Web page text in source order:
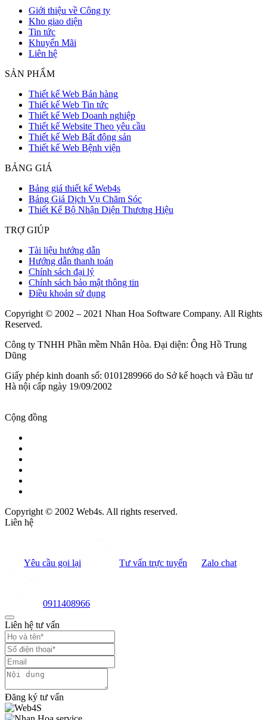
Giới thiệu về Công ty
Kho giao diện
Tin tức
Khuyến Mãi
Liên hệ
SẢN PHẨM
Thiết kế Web Bán hàng
Thiết kế Web Tin tức
Thiết kế Web Doanh nghiệp
Thiết kế Website Theo yêu cầu
Thiết kế Web Bất động sản
Thiết kế Web Bệnh viện
BẢNG GIÁ
Bảng giá thiết kế Web4s
Bảng Giá Dịch Vụ Chăm Sóc
Thiết Kế Bộ Nhận Diện Thương Hiệu
TRỢ GIÚP
Tài liệu hướng dẫn
Hướng dẫn thanh toán
Chính sách đại lý
Chính sách bảo mật thông tin
Điều khoản sử dụng
Copyright © 2002 – 2021 Nhan Hoa Software Company. All Rights
Reserved.
Công ty TNHH Phần mềm Nhân Hòa. Đại diện: Ông Hồ Trung
Dũng
Giấy phép kinh doanh số: 0101289966 do Sở kế hoạch và Đầu tư
Hà nội cấp ngày 19/09/2002
Cộng đồng
Copyright © 2002 Web4s. All rights reserved.
Liên hệ
Yêu cầu gọi lại Tư vấn trực tuyến Zalo chat
0911408966
Liên hệ tư vấn
Đăng ký tư vấn